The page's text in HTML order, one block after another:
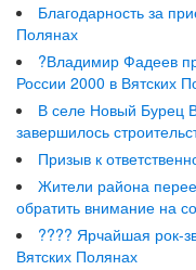
Благодарность за
Полянах
?Владимир Фадеев
России 2000 в Вятских
В селе Новый Бурец
завершилось
Призыв к
Жители района
обратить внимание на
???? Ярчайшая рок-
Вятских Полянах